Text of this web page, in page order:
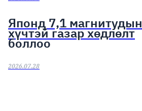
Японд 7,1 магнитудын
хүчтэй газар хөдлөлт
боллоо
2026.07.28